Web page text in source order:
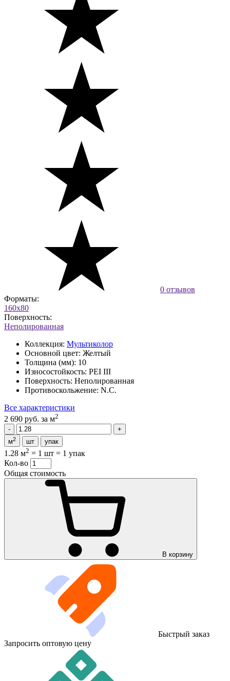
0 отзывов
Форматы:
160x80
Поверхность:
Неполированная
Коллекция: Мультиколор
Основной цвет: Желтый
Толщина (мм): 10
Износостойкость: PEI III
Поверхность: Неполированная
Противоскольжение: N.C.
Все характеристики
2 690 руб. за м2
м2 шт упак
1.28 м2 = 1 шт = 1 упак
Кол-во
Общая стоимость
В корзину
Быстрый заказ
Запросить оптовую цену